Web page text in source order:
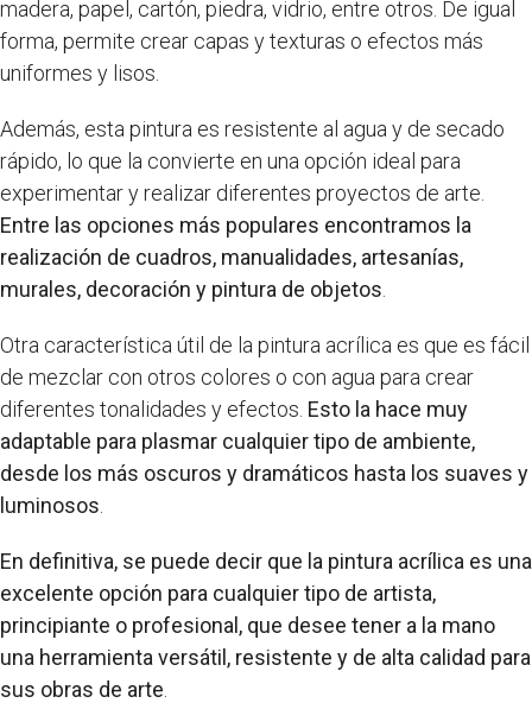
madera, papel, cartón, piedra, vidrio, entre otros. De igual
forma, permite crear capas y texturas o efectos más
uniformes y lisos.
Además, esta pintura es resistente al agua y de secado
rápido, lo que la convierte en una opción ideal para
experimentar y realizar diferentes proyectos de arte.
Entre las opciones más populares encontramos la
realización de cuadros, manualidades, artesanías,
murales, decoración y pintura de objetos.
Otra característica útil de la pintura acrílica es que es fácil
de mezclar con otros colores o con agua para crear
diferentes tonalidades y efectos. Esto la hace muy
adaptable para plasmar cualquier tipo de ambiente,
desde los más oscuros y dramáticos hasta los suaves y
luminosos.
En definitiva, se puede decir que la pintura acrílica es una
excelente opción para cualquier tipo de artista,
principiante o profesional, que desee tener a la mano
una herramienta versátil, resistente y de alta calidad para
sus obras de arte.